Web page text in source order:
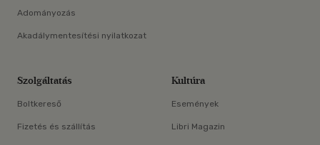
Adományozás
Akadálymentesítési nyilatkozat
Szolgáltatás
Boltkereső
Fizetés és szállítás
Kultúra
Események
Libri Magazin